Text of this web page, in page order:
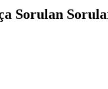
Sorulan